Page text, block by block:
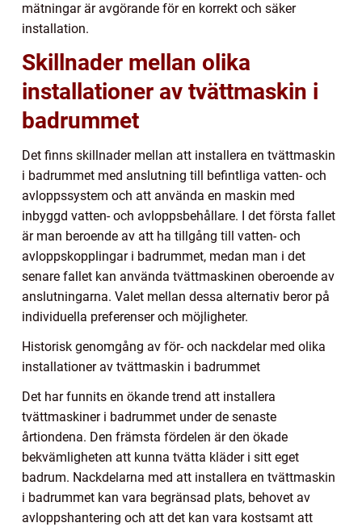
mätningar är avgörande för en korrekt och säker
installation.
Skillnader mellan olika
installationer av tvättmaskin i
badrummet
Det finns skillnader mellan att installera en tvättmaskin
i badrummet med anslutning till befintliga vatten- och
avloppssystem och att använda en maskin med
inbyggd vatten- och avloppsbehållare. I det första fallet
är man beroende av att ha tillgång till vatten- och
avloppskopplingar i badrummet, medan man i det
senare fallet kan använda tvättmaskinen oberoende av
anslutningarna. Valet mellan dessa alternativ beror på
individuella preferenser och möjligheter.
Historisk genomgång av för- och nackdelar med olika
installationer av tvättmaskin i badrummet
Det har funnits en ökande trend att installera
tvättmaskiner i badrummet under de senaste
årtiondena. Den främsta fördelen är den ökade
bekvämligheten att kunna tvätta kläder i sitt eget
badrum. Nackdelarna med att installera en tvättmaskin
i badrummet kan vara begränsad plats, behovet av
avloppshantering och att det kan vara kostsamt att